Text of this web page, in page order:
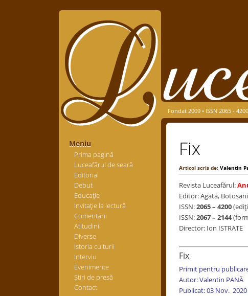
Meniu
Prima pagină
Luceafărul de seară
Editorial
Debut
Educaţie
Invitaţie la lectură
Comentarii
Atitudinii
Diverse
Istoria culturii
Interviu
Evenimente
Știri de presă
Contact
Fondat 2009 • ISSN 2065 - 4200
Fix
Articol scris de: Valentin
Revista Luceafărul:
Editor: Agata,
ISSN:2065 – 4200
ISSN:2067 – 2144
Director: Ion ISTRATE
Fix
Primit pentru
Autor: Valentin PANĂ
Publicat: 03 Nov. 2020